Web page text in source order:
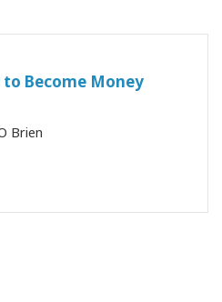
Become Money
Brien